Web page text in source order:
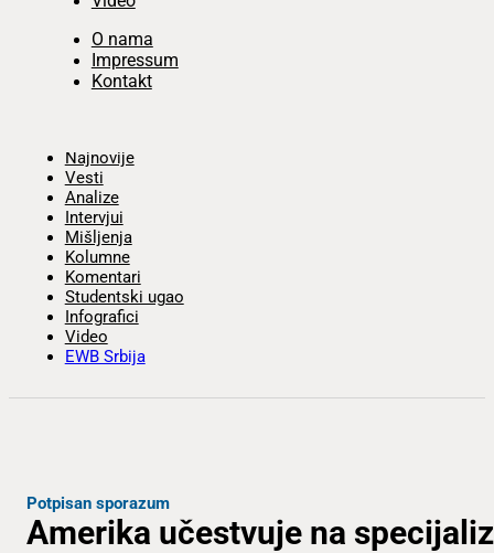
O nama
Impressum
Kontakt
Najnovije
Vesti
Analize
Intervjui
Mišljenja
Kolumne
Komentari
Studentski ugao
Infografici
Video
EWB Srbija
Potpisan sporazum
Amerika učestvuje na